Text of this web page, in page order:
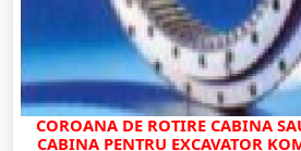
COROANA DE ROTIRE CABINA
CABINA PENTRU EXCAVATOR